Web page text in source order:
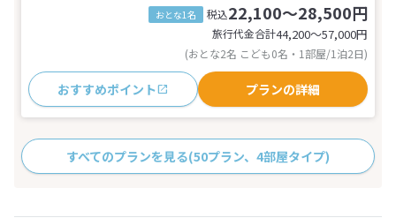
おとな1名 税込22,100～28,500円
旅行代金合計44,200〜57,000円
(おとな2名 こども0名・1部屋/1泊2日)
おすすめポイント プランの詳細
すべてのプランを見る(50プラン、4部屋タイプ)